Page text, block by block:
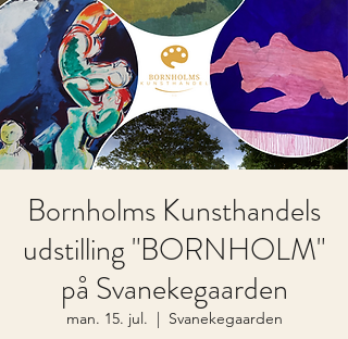
Bornholms Kunsthandels
udstilling "BORNHOLM"
på Svanekegaarden
man. 15. jul.
  |
Svanekegaarden